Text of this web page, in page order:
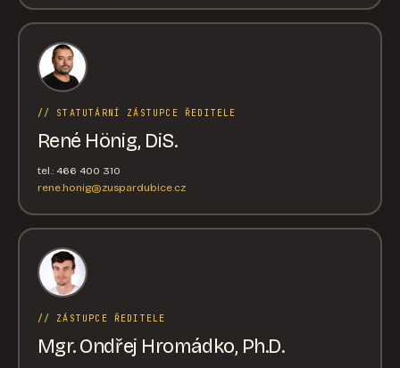
// STATUTÁRNÍ ZÁSTUPCE ŘEDITELE
René Hönig, DiS.
tel.: 466 400 310
rene.honig@zuspardubice.cz
// ZÁSTUPCE ŘEDITELE
Mgr. Ondřej Hromádko, Ph.D.